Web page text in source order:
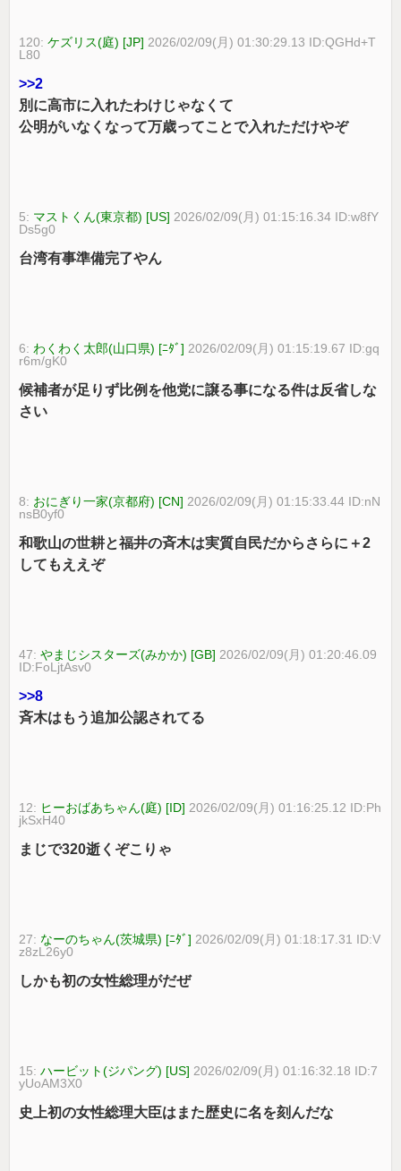
120:ケズリス(庭) [JP] 2026/02/09(月) 01:30:29.13 ID:QGHd+T
L80
>>2
別に高市に入れたわけじゃなくて
公明がいなくなって万歳ってことで入れただけやぞ
5: マストくん(東京都) [US] 2026/02/09(月) 01:15:16.34 ID:w8fY
Ds5g0
台湾有事準備完了やん
6: わくわく太郎(山口県) [ﾆﾀﾞ] 2026/02/09(月) 01:15:19.67 ID:gq
r6m/gK0
候補者が足りず比例を他党に譲る事になる件は反省しな
さい
8: おにぎり一家(京都府) [CN] 2026/02/09(月) 01:15:33.44 ID:nN
nsB0yf0
和歌山の世耕と福井の斉木は実質自民だからさらに＋2
してもええぞ
47:やまじシスターズ(みかか) [GB] 2026/02/09(月) 01:20:46.09
ID:FoLjtAsv0
>>8
斉木はもう追加公認されてる
12: ヒーおばあちゃん(庭) [ID] 2026/02/09(月) 01:16:25.12 ID:Ph
jkSxH40
まじで320逝くぞこりゃ
27: なーのちゃん(茨城県) [ﾆﾀﾞ] 2026/02/09(月) 01:18:17.31 ID:V
z8zL26y0
しかも初の女性総理がだぜ
15:ハービット(ジパング) [US] 2026/02/09(月) 01:16:32.18 ID:7
yUoAM3X0
史上初の女性総理大臣はまた歴史に名を刻んだな